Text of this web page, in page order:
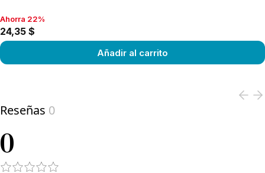
Ahorra 22%, 24,35 $
Ahorra 22%
24,35 $
Añadir al carrito
Reseñas 0
0